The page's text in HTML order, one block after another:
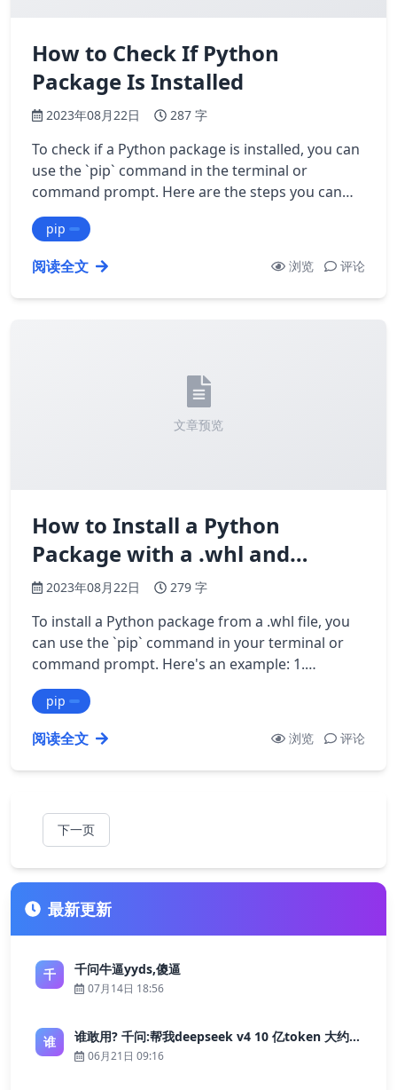
How to Check If Python
Package Is Installed
2023年08月22日 287 字
To check if a Python package is installed, you can
use the `pip` command in the terminal or
command prompt. Here are the steps you can
follow: 1. Open the terminal or command pr…
pip
阅读全文 浏览 评论
文章预览
How to Install a Python
Package with a .whl and…
2023年08月22日 279 字
To install a Python package from a .whl file, you
can use the `pip` command in your terminal or
command prompt. Here's an example: 1.
Download the .whl file for the package you …
pip
阅读全文 浏览 评论
下一页
最新更新
千 千问牛逼yyds,傻逼
07月14日 18:56
谁 谁敢用? 千问:帮我deepseek v4 10 亿token 大约多少花费 ?
06月21日 09:16